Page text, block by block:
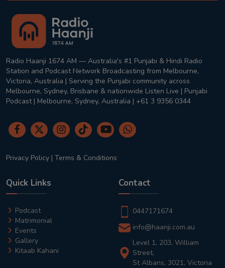
Radio Haanji 1674 AM — Australia's #1 Punjabi & Hindi Radio
Station and Podcast Network Broadcasting from Melbourne,
Victoria, Australia | Serving the Punjabi community across
Melbourne, Sydney, Brisbane & nationwide Listen Live | Punjabi
Podcast | Melbourne, Sydney, Australia | +61 3 9356 0344
Privacy Policy | Terms & Conditions
Quick Links
Podcast
Matrimonial
Events
Gallery
Kitaab Kahani
Contact
0447171674
info@haanji.com.au
Level 1, 203, William
Street,
St Albans, 3021, Victoria